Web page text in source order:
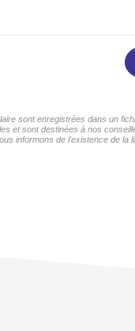
sont enregistrées dans un
et sont destinées à nos
informons de l'existence de